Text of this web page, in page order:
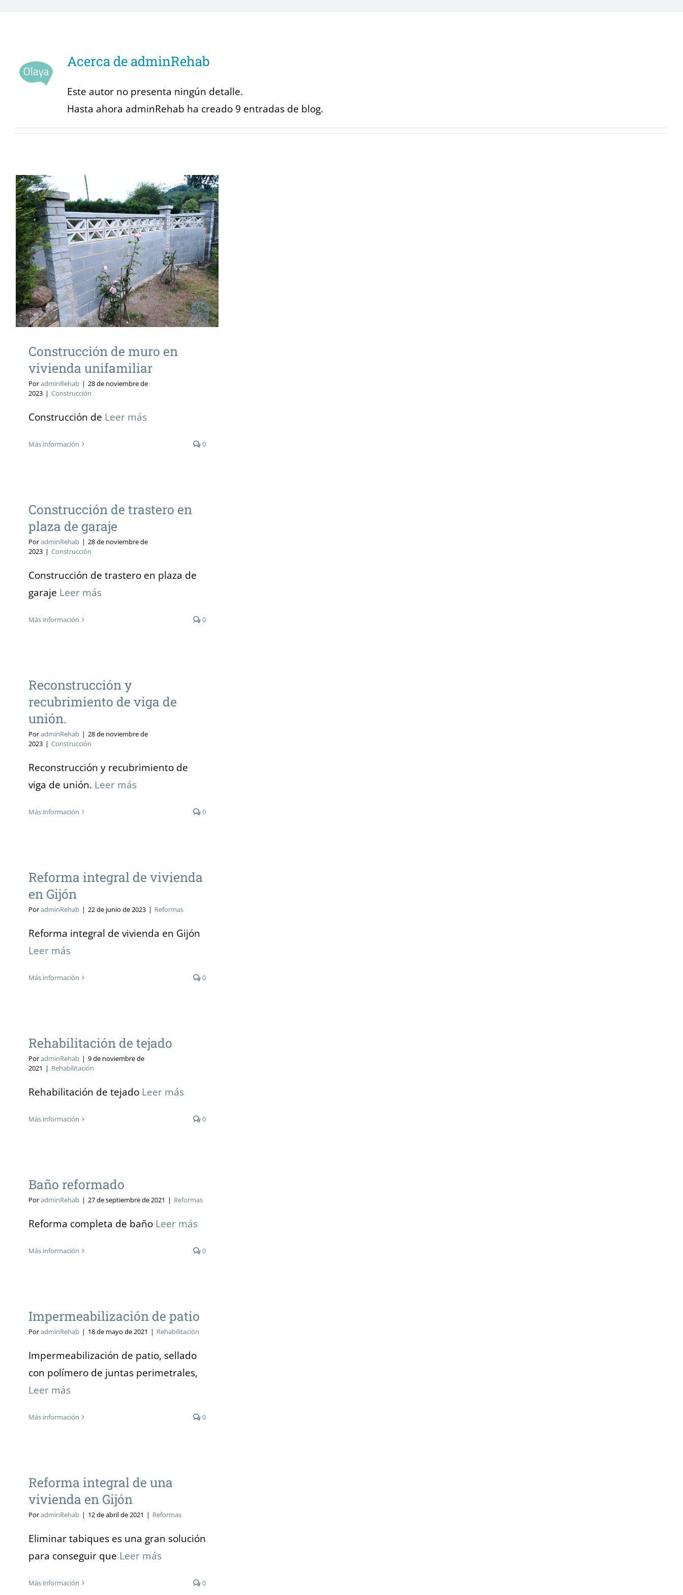
Acerca de adminRehab
Este autor no presenta ningún detalle.
Hasta ahora adminRehab ha creado 9 entradas de blog.
Construcción de muro en
vivienda unifamiliar
Construcción de muro en
vivienda unifamiliar
PoradminRehab | 28 de noviembre de
2023 | Construcción
Construcción de Leer más
Más información 0
plaza de garaje
Construcción de trastero en
plaza de garaje
PoradminRehab | 28 de noviembre de
2023 | Construcción
Construcción de trastero en plaza de
garaje Leer más
Más información 0
de viga de unión.
Reconstrucción y
recubrimiento de viga de
unión.
PoradminRehab | 28 de noviembre de
2023 | Construcción
Reconstrucción y recubrimiento de
viga de unión. Leer más
Más información 0
Gijón
Reforma integral de vivienda
en Gijón
PoradminRehab | 22 de junio de 2023 | Reformas
Reforma integral de vivienda en Gijón
Leer más
Más información 0
Rehabilitación de tejado
PoradminRehab | 9 de noviembre de
2021 | Rehabilitación
Rehabilitación de tejado Leer más
Más información 0
Baño reformado
PoradminRehab | 27 de septiembre de 2021 | Reformas
Reforma completa de baño Leer más
Más información 0
Impermeabilización de patio
PoradminRehab | 18 de mayo de 2021 | Rehabilitación
Impermeabilización de patio, sellado
con polímero de juntas perimetrales,
Leer más
Más información 0
vivienda en Gijón
Reforma integral de una
vivienda en Gijón
PoradminRehab | 12 de abril de 2021 | Reformas
Eliminar tabiques es una gran solución
para conseguir que Leer más
Más información 0